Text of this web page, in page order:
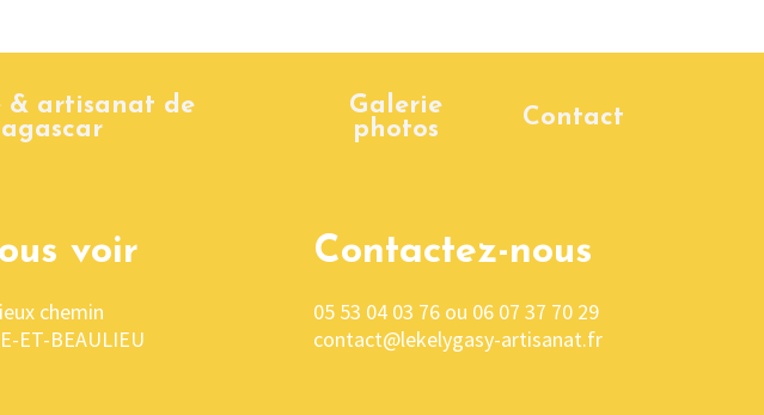
& artisanat de
Galerie
photos
Contact
voir
chemin
ET-BEAULIEU
Contactez-nous
05 53 04 03 76 ou 06 07 37 70 29
contact@lekelygasy-artisanat.fr